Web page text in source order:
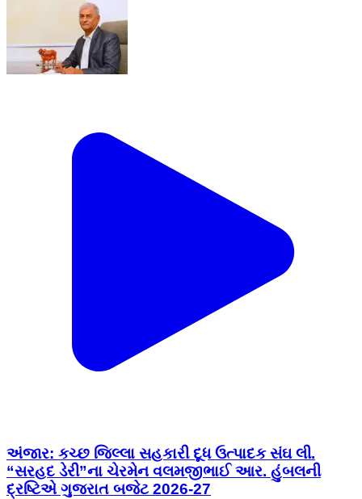
અંજાર: કચ્છ જિલ્લા સહકારી દૂધ ઉત્પાદક સંઘ લી.
“સરહદ ડેરી”ના ચેરમેન વલમજીભાઈ આર. હુંબલની
દ્રષ્ટિએ ગુજરાત બજેટ 2026-27